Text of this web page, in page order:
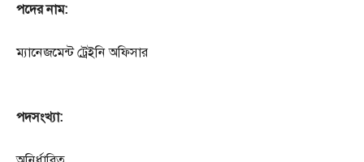
পদের নাম:
ম্যানেজমেন্ট ট্রেইনি অফিসার
পদসংখ্যা: